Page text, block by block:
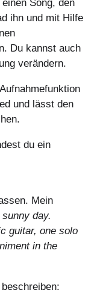
Song, den
ihn und mit Hilfe
Du kannst auch
verändern.
und lässt den
du ein
Mein
day.
guitar, one solo
in the